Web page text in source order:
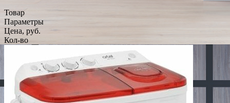
Товар
Параметры
Цена, руб.
Кол-во